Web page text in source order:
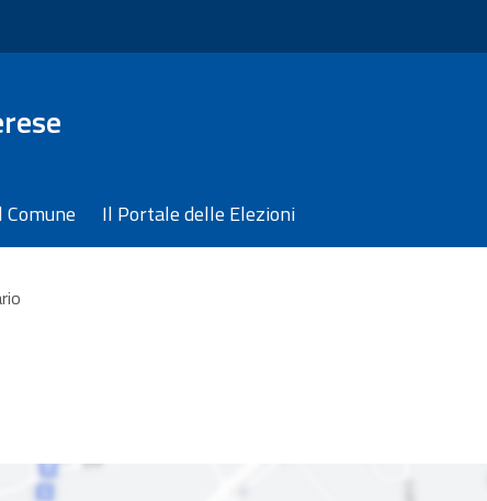
Il Portale delle Elezioni